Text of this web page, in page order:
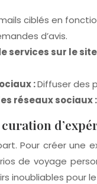
ciblés en
d’avis.
services sur le
:Diffuser des
réseaux sociaux :
Pour créer
de voyage
inoubliables pour